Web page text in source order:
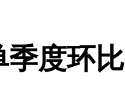
季度环